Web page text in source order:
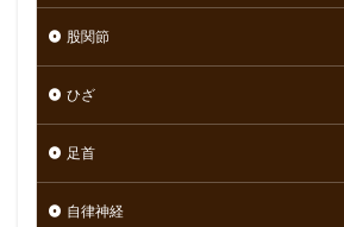
股関節
ひざ
足首
自律神経